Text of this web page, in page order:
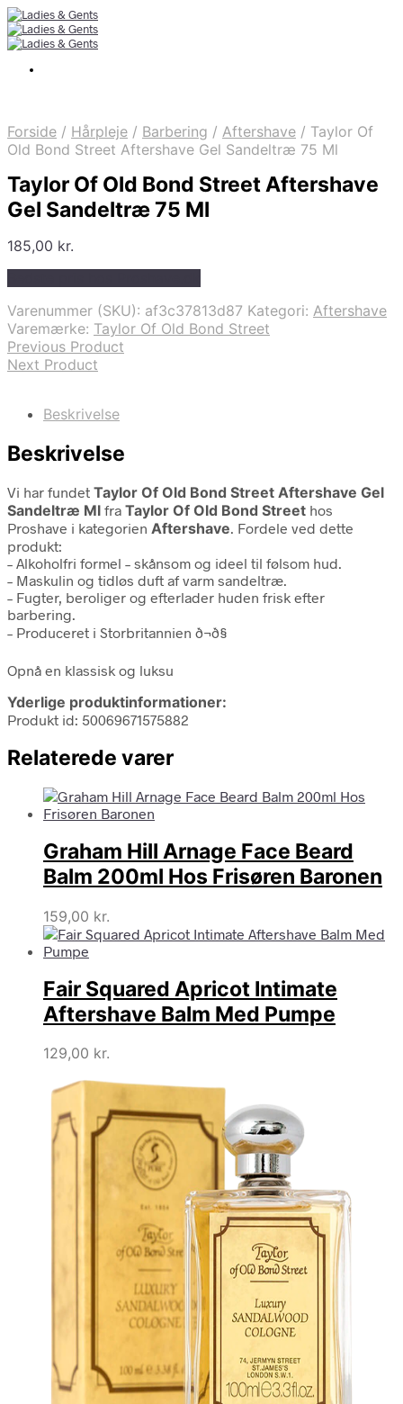
Forside / Hårpleje / Barbering / Aftershave / Taylor Of
Old Bond Street Aftershave Gel Sandeltræ 75 Ml
Taylor Of Old Bond Street Aftershave
Gel Sandeltræ 75 Ml
185,00 kr.
Varenummer (SKU): af3c37813d87 Kategori: Aftershave
Varemærke: Taylor Of Old Bond Street
Previous Product
Next Product
Beskrivelse
Beskrivelse
Vi har fundet Taylor Of Old Bond Street Aftershave Gel
Sandeltræ Ml fra Taylor Of Old Bond Street hos
Proshave i kategorien Aftershave. Fordele ved dette
produkt:
– Alkoholfri formel – skånsom og ideel til følsom hud.
– Maskulin og tidløs duft af varm sandeltræ.
– Fugter, beroliger og efterlader huden frisk efter
barbering.
– Produceret i Storbritannien ð¬ð§
Opnå en klassisk og luksu
Yderlige produktinformationer:
Produkt id: 50069671575882
Relaterede varer
Graham Hill Arnage Face Beard
Balm 200ml Hos Frisøren Baronen
159,00 kr.
Fair Squared Apricot Intimate
Aftershave Balm Med Pumpe
129,00 kr.